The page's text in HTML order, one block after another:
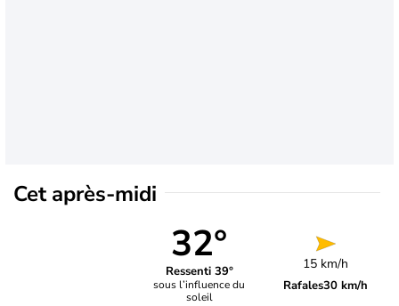
Cet après-midi
32°
Ressenti 39°
sous l’influence du
soleil
15 km/h
Rafales30 km/h